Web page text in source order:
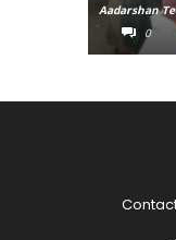
Aadarshan
0